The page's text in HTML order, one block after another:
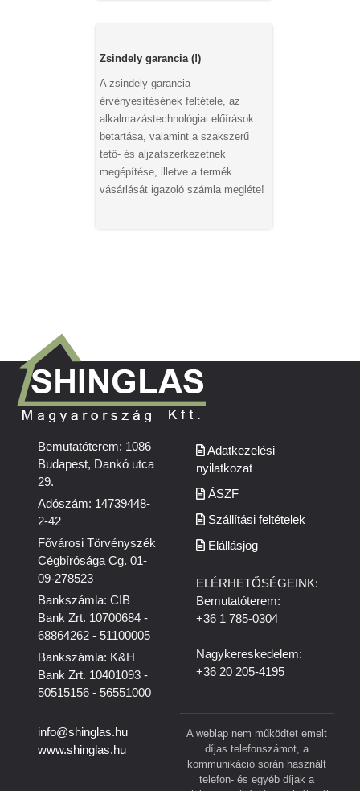
Zsindely garancia (!)
A zsindely garancia
érvényesítésének feltétele, az
alkalmazástechnológiai előírások
betartása, valamint a szakszerű
tető- és aljzatszerkezetnek
megépítése, illetve a termék
vásárlását igazoló számla megléte!
Bemutatóterem: 1086
Budapest, Dankó utca
29.
Adószám: 14739448-
2-42
Fővárosi Törvényszék
Cégbírósága Cg. 01-
09-278523
Bankszámla: CIB
Bank Zrt. 10700684 -
68864262 - 51100005
Bankszámla: K&H
Bank Zrt. 10401093 -
50515156 - 56551000
info@shinglas.hu
www.shinglas.hu
Adatkezelési
nyilatkozat
ÁSZF
Szállítási feltételek
Elállásjog
ELÉRHETŐSÉGEINK:
Bemutatóterem:
+36 1 785-0304
Nagykereskedelem:
+36 20 205-4195
A weblap nem működtet emelt
díjas telefonszámot, a
kommunikáció során használt
telefon- és egyéb díjak a